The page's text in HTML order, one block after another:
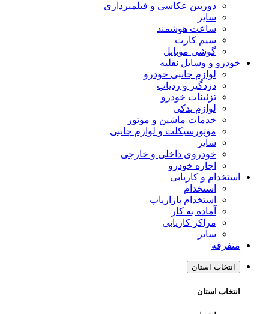
دوربین عکاسی و فیلمبرداری
سایر
ساعت هوشمند
سیم کارت
گوشی موبایل
خودرو و وسایل نقلیه
لوازم جانبی خودرو
دزدگیر و ردیاب
تزئینات خودرو
لوازم یدکی
خدمات ماشین و موتور
موتورسیکلت و لوازم جانبی
سایر
خودروی داخلی و خارجی
اجاره خودرو
استخدام و کاریابی
استخدام
استخدام بازاریاب
آماده به کار
مراکز کاریابی
سایر
متفرقه
انتخاب استان
انتخاب استان